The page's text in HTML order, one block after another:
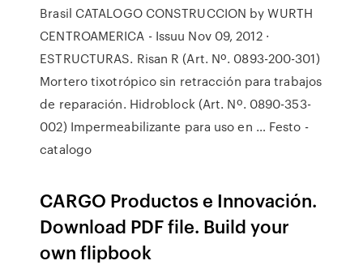
Brasil CATALOGO CONSTRUCCION by WURTH
CENTROAMERICA - Issuu Nov 09, 2012 ·
ESTRUCTURAS. Risan R (Art. Nº. 0893-200-301)
Mortero tixotrópico sin retracción para trabajos
de reparación. Hidroblock (Art. Nº. 0890-353-
002) Impermeabilizante para uso en … Festo -
catalogo
CARGO Productos e Innovación.
Download PDF file. Build your
own flipbook